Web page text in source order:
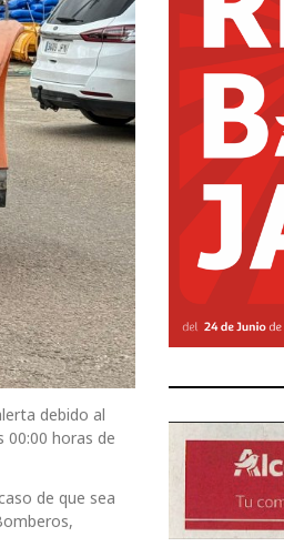
debido al
00:00 horas de
de que sea